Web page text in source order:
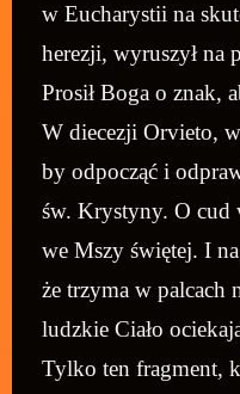
w Eucharystii na
herezji, wyruszył na
Prosił Boga o znak,
W diecezji Orvieto,
by odpocząć i
św. Krystyny. O cud
we Mszy świętej. I
że trzyma w palcach
ludzkie Ciało
Tylko ten fragment,